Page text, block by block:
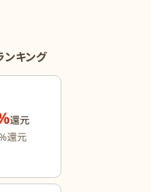
ンキング
還元
還元